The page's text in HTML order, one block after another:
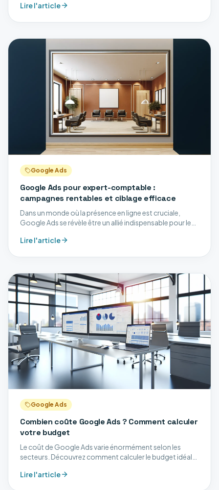
grâce à des campagnes rentables et
Lire l'article
Google Ads
Google Ads pour expert-comptable :
campagnes rentables et ciblage efficace
Dans un monde où la présence en ligne est cruciale,
Google Ads se révèle être un allié indispensable pour les
Cet outil puissant permet de crée
Lire l'article
Google Ads
Combien coûte Google Ads ? Comment calculer
votre budget
Le coût de Google Ads varie énormément selon les
secteurs. Découvrez comment calculer le budget idéal
investissement.
Lire l'article